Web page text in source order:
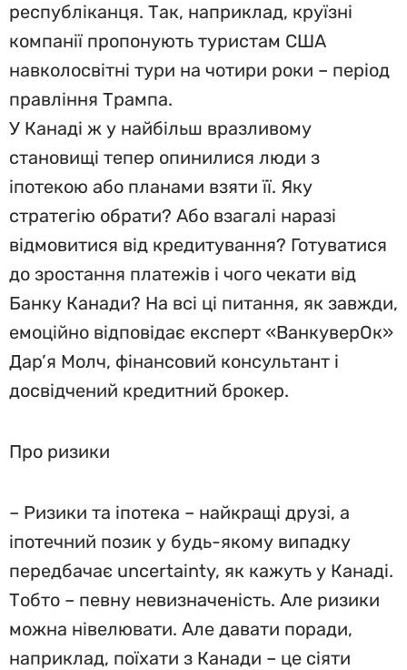
республіканця. Так, наприклад, круїзні
компанії пропонують туристам США
навколосвітні тури на чотири роки – період
правління Трампа.
У Канаді ж у найбільш вразливому
становищі тепер опинилися люди з
іпотекою або планами взяти її. Яку
стратегію обрати? Або взагалі наразі
відмовитися від кредитування? Готуватися
до зростання платежів і чого чекати від
Банку Канади? На всі ці питання, як завжди,
емоційно відповідає експерт «ВанкуверОк»
Дар’я Молч, фінансовий консультант і
досвідчений кредитний брокер.
Про ризики
– Ризики та іпотека – найкращі друзі, а
іпотечний позик у будь-якому випадку
передбачає uncertainty, як кажуть у Канаді.
Тобто – певну невизначеність. Але ризики
можна нівелювати. Але давати поради,
наприклад, поїхати з Канади – це сіяти